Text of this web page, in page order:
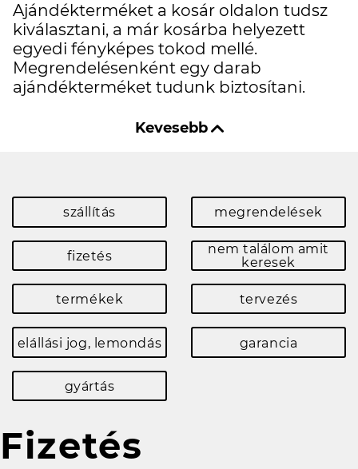
Ajándékterméket a kosár oldalon tudsz
kiválasztani, a már kosárba helyezett
egyedi fényképes tokod mellé.
Megrendelésenként egy darab
ajándékterméket tudunk biztosítani.
szállítás megrendelések
fizetés
nem találom amit
keresek
termékek tervezés
elállási jog, lemondás garancia
gyártás
Fizetés